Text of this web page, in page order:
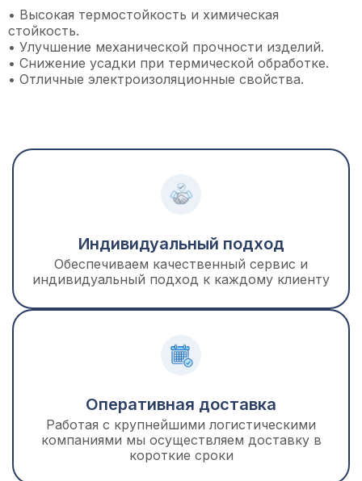
• Высокая термостойкость и химическая
стойкость.
• Улучшение механической прочности изделий.
• Снижение усадки при термической обработке.
• Отличные электроизоляционные свойства.
Мы осуществляем доставку товара с наших
региональных складов, расположенных по всей
территории России, следующими видами
транспорта:
цементовозами
– курьерскими службами: PonyExpress, DPD, ПЭК,
операторами.Индивидуальный подход
Обеспечиваем качественный сервис и
индивидуальный подход к каждому клиенту
Оперативная доставка
Работая с крупнейшими логистическими
компаниями мы осуществляем доставку в
короткие сроки